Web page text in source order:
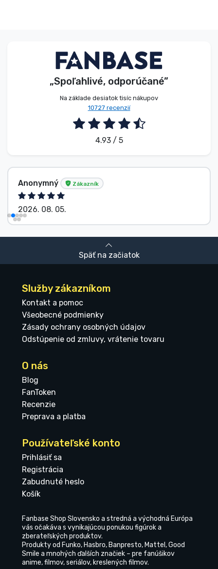
„Spoľahlivé, odporúčané”
Na základe desiatok tisíc nákupov
10727 recenzií
4.93 / 5
Anonymný Zákazník
2026. 08. 05.
Späť na začiatok
Služby zákazníkom
Kontakt a pomoc
Všeobecné podmienky
Zásady ochrany osobných údajov
Odstúpenie od zmluvy, vrátenie tovaru
O nás
Blog
FanToken
Recenzie
Preprava a platba
Používateľské konto
Prihlásiť sa
Registrácia
Zabudnuté heslo
Košík
Fanbase Shop Slovensko a stredná a východná Európa
vás očakáva s vynikajúcou ponukou figúrok a
zberateľských produktov.
Produkty od Funko, Hasbro, Banpresto, Mattel, Good
Smile a mnohých ďalších značiek – pre fanúšikov
anime, filmov, seriálov, kreslených filmov.